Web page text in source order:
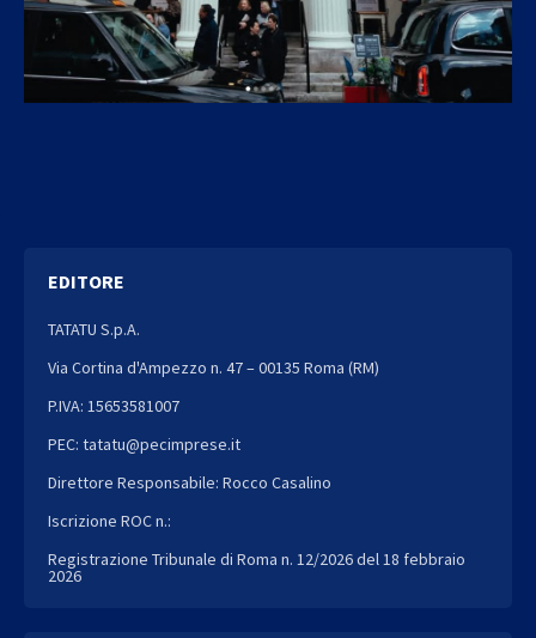
EDITORE
TATATU S.p.A.
Via Cortina d'Ampezzo n. 47 – 00135 Roma (RM)
P.IVA: 15653581007
PEC: tatatu@pecimprese.it
Direttore Responsabile: Rocco Casalino
Iscrizione ROC n.:
Registrazione Tribunale di Roma n. 12/2026 del 18 febbraio
2026